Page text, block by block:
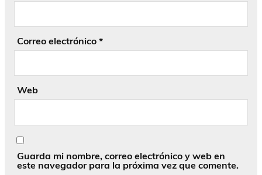
Correo electrónico *
Web
Guarda mi nombre, correo electrónico y web en
este navegador para la próxima vez que comente.